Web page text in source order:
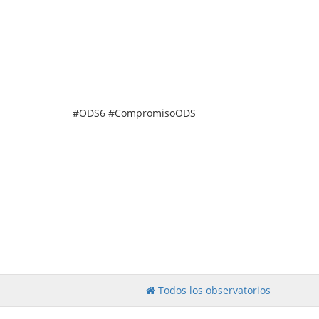
#ODS6 #CompromisoODS
Todos los observatorios